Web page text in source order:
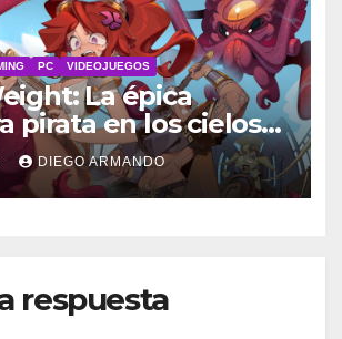
PC VIDEOJUEGOS
La épica
pirata en los cielos
DIEGO ARMANDO
respuesta